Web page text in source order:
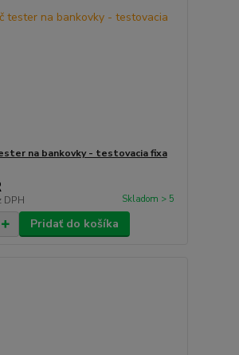
na bankovky - testovacia fixa
DPH Skladom > 5
Pridať do košíka